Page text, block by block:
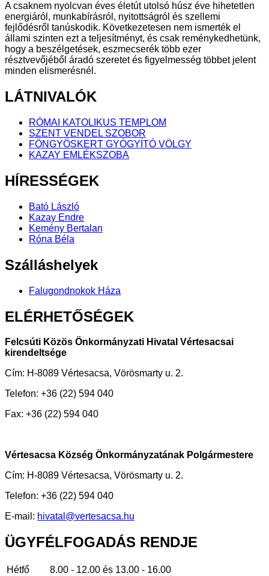
A csaknem nyolcvan éves életút utolsó húsz éve hihetetlen
energiáról, munkabírásról, nyitottságról és szellemi
fejlődésről tanúskodik. Következetesen nem ismerték el
állami szinten ezt a teljesítményt, és csak reménykedhetünk,
hogy a beszélgetések, eszmecserék több ezer
résztvevőjéből áradó szeretet és figyelmesség többet jelent
minden elismerésnél.
LÁTNIVALÓK
RÓMAI KATOLIKUS TEMPLOM
SZENT VENDEL SZOBOR
FÖNGYÖSKERT GYÓGYÍTÓ VÖLGY
KAZAY EMLÉKSZOBA
HÍRESSÉGEK
Bató László
Kazay Endre
Kemény Bertalan
Róna Béla
Szálláshelyek
Falugondnokok Háza
ELÉRHETŐSÉGEK
Felcsúti Közös Önkormányzati Hivatal Vértesacsai
kirendeltsége
Cím: H-8089 Vértesacsa, Vörösmarty u. 2.
Telefon: +36 (22) 594 040
Fax: +36 (22) 594 040
Vértesacsa Község Önkormányzatának Polgármestere
Cím: H-8089 Vértesacsa, Vörösmarty u. 2.
Telefon: +36 (22) 594 040
E-mail: hivatal@vertesacsa.hu
ÜGYFÉLFOGADÁS RENDJE
Hétfő 8.00 - 12.00 és 13.00 - 16.00